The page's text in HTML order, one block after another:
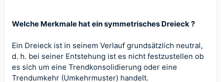
Welche Merkmale hat ein symmetrisches Dreieck ?
Ein Dreieck ist in seinem Verlauf grundsätzlich neutral,
d. h. bei seiner Entstehung ist es nicht festzustellen ob
es sich um eine Trendkonsolidierung oder eine
Trendumkehr (Umkehrmuster) handelt.